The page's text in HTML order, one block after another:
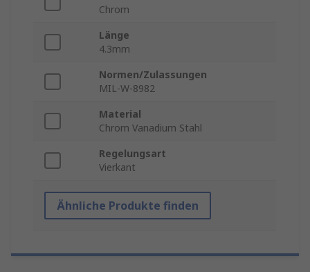
Chrom
Länge
4.3mm
Normen/Zulassungen
MIL-W-8982
Material
Chrom Vanadium Stahl
Regelungsart
Vierkant
Ähnliche Produkte finden